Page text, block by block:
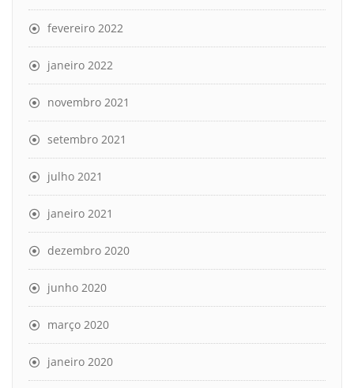
fevereiro 2022
janeiro 2022
novembro 2021
setembro 2021
julho 2021
janeiro 2021
dezembro 2020
junho 2020
março 2020
janeiro 2020